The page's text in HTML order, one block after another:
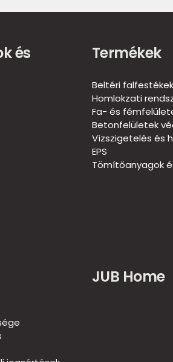
és Termékek
Beltéri
Homlokzati
Fa- és
Betonfelületek
Vízszigetelés és
EPS
Tömítőanyagok
JUB Home